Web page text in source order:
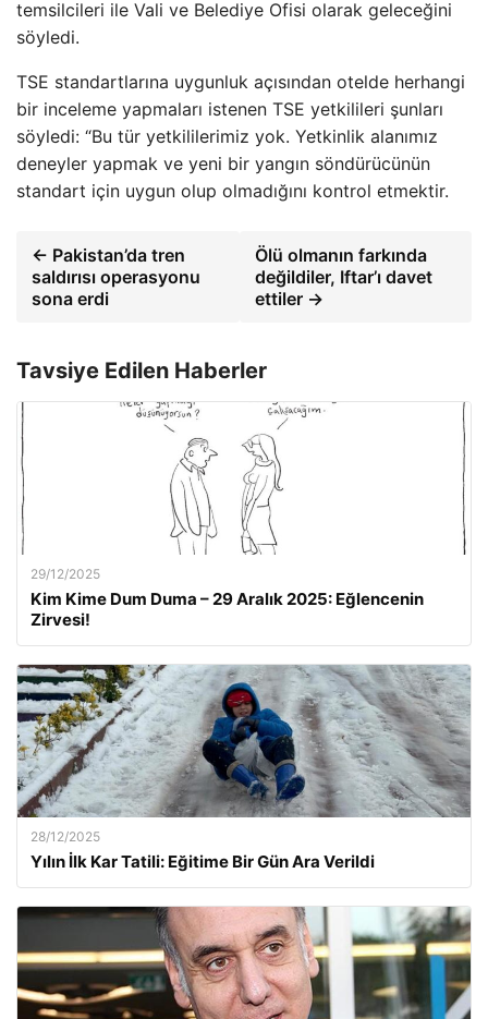
temsilcileri ile Vali ve Belediye Ofisi olarak geleceğini
söyledi.
TSE standartlarına uygunluk açısından otelde herhangi
bir inceleme yapmaları istenen TSE yetkilileri şunları
söyledi: “Bu tür yetkililerimiz yok. Yetkinlik alanımız
deneyler yapmak ve yeni bir yangın söndürücünün
standart için uygun olup olmadığını kontrol etmektir.
← Pakistan’da tren
saldırısı operasyonu
sona erdi
Ölü olmanın farkında
değildiler, Iftar’ı davet
ettiler →
Tavsiye Edilen Haberler
29/12/2025
Kim Kime Dum Duma – 29 Aralık 2025: Eğlencenin
Zirvesi!
28/12/2025
Yılın İlk Kar Tatili: Eğitime Bir Gün Ara Verildi